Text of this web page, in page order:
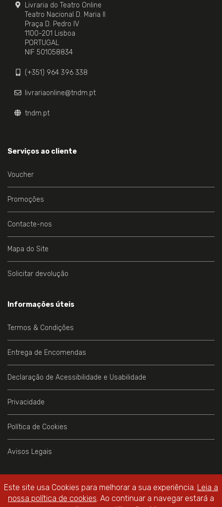
Este site usa Cookies para melhorar a sua experiência. Leia a
nossa política de cookies. Ao continuar a navegar estará a
Livraria do Teatro Online
Teatro Nacional D. Maria II
Praça D. Pedro IV
1100-201 Lisboa
PORTUGAL
NIF 501058834
(+351) 964 396 338
livrariaonline@tndm.pt
tndm.pt
Serviços ao cliente
Voucher
Promoções
Contacte-nos
Mapa do Site
Solicitar devolução
Informações úteis
Termos & Condições
Entrega de Encomendas
Declaração de Acessibilidade e Usabilidade
Privacidade
Política de Cookies
Avisos Legais
Livraria do Teatro Online© 2026 - All Rights Reserved